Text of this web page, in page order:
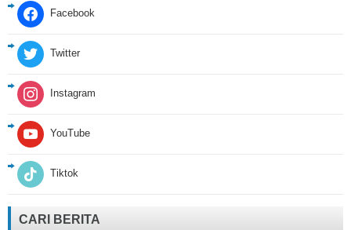
Facebook
Twitter
Instagram
YouTube
Tiktok
CARI BERITA